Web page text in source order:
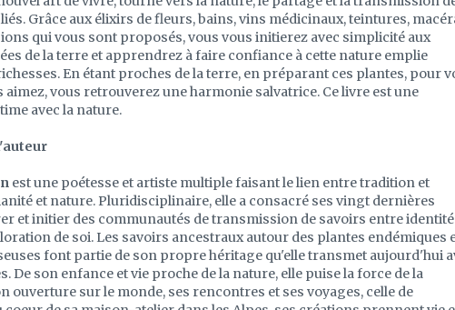
Grâce aux élixirs de fleurs, bains, vins médicinaux, teintures,
qui vous sont proposés, vous vous initierez avec simplicité aux
de la terre et apprendrez à faire confiance à cette nature emplie
En étant proches de la terre, en préparant ces plantes, pour
aimez, vous retrouverez une harmonie salvatrice. Ce livre est une
avec la nature.
est une poétesse et artiste multiple faisant le lien entre tradition et
et nature. Pluridisciplinaire, elle a consacré ses vingt dernières
et initier des communautés de transmission de savoirs entre identité
de soi. Les savoirs ancestraux autour des plantes endémiques
font partie de son propre héritage qu'elle transmet aujourd'hui
De son enfance et vie proche de la nature, elle puise la force de la
ouverture sur le monde, ses rencontres et ses voyages, celle de